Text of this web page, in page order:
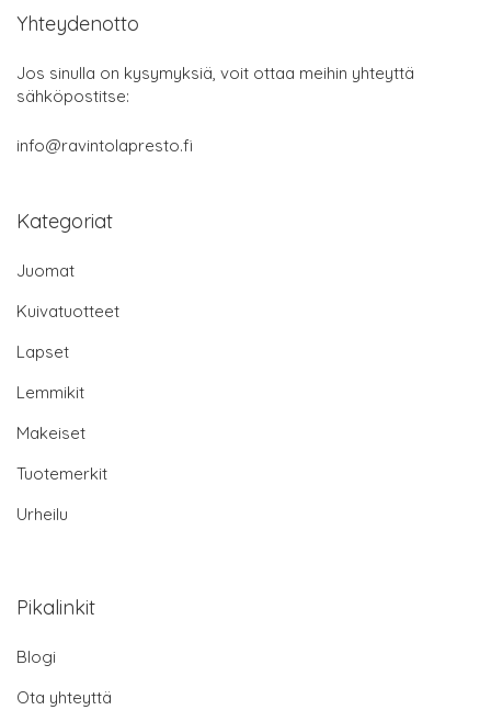
Yhteydenotto
Jos sinulla on kysymyksiä, voit ottaa meihin yhteyttä
sähköpostitse:
info@ravintolapresto.fi
Kategoriat
Juomat
Kuivatuotteet
Lapset
Lemmikit
Makeiset
Tuotemerkit
Urheilu
Pikalinkit
Blogi
Ota yhteyttä